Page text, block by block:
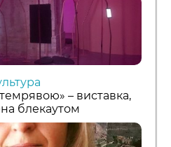
– виставка,
блекаутом